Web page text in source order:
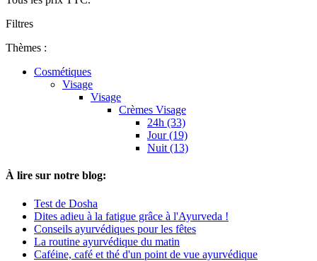
Filtres
Thèmes :
Cosmétiques
Visage
Visage
Crèmes Visage
24h (33)
Jour (19)
Nuit (13)
À lire sur notre blog:
Test de Dosha
Dites adieu à la fatigue grâce à l'Ayurveda !
Conseils ayurvédiques pour les fêtes
La routine ayurvédique du matin
Caféine, café et thé d'un point de vue ayurvédique